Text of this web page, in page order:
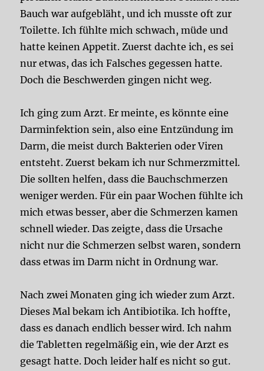
Bauch war aufgebläht, und ich musste oft zur
Toilette. Ich fühlte mich schwach, müde und
hatte keinen Appetit. Zuerst dachte ich, es sei
nur etwas, das ich Falsches gegessen hatte.
Doch die Beschwerden gingen nicht weg.
Ich ging zum Arzt. Er meinte, es könnte eine
Darminfektion sein, also eine Entzündung im
Darm, die meist durch Bakterien oder Viren
entsteht. Zuerst bekam ich nur Schmerzmittel.
Die sollten helfen, dass die Bauchschmerzen
weniger werden. Für ein paar Wochen fühlte ich
mich etwas besser, aber die Schmerzen kamen
schnell wieder. Das zeigte, dass die Ursache
nicht nur die Schmerzen selbst waren, sondern
dass etwas im Darm nicht in Ordnung war.
Nach zwei Monaten ging ich wieder zum Arzt.
Dieses Mal bekam ich Antibiotika. Ich hoffte,
dass es danach endlich besser wird. Ich nahm
die Tabletten regelmäßig ein, wie der Arzt es
gesagt hatte. Doch leider half es nicht so gut.